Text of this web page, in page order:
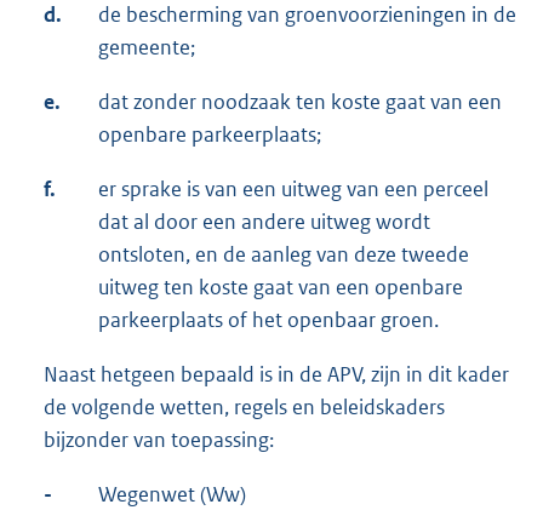
d.
de bescherming van groenvoorzieningen in de
gemeente;
e.
dat zonder noodzaak ten koste gaat van een
openbare parkeerplaats;
f.
er sprake is van een uitweg van een perceel
dat al door een andere uitweg wordt
ontsloten, en de aanleg van deze tweede
uitweg ten koste gaat van een openbare
parkeerplaats of het openbaar groen.
Naast hetgeen bepaald is in de APV, zijn in dit kader
de volgende wetten, regels en beleidskaders
bijzonder van toepassing:
- Wegenwet (Ww)